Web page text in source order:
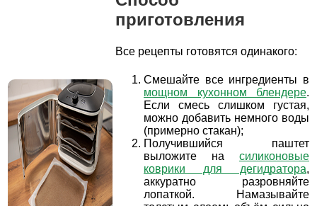
приготовления
Все рецепты готовятся одинакого:
Смешайте все ингредиенты в
мощном кухонном блендере.
Если смесь слишком густая,
можно добавить немного воды
(примерно стакан);
Получившийся паштет
выложите на силиконовые
коврики для дегидратора,
аккуратно разровняйте
лопаткой. Намазывайте